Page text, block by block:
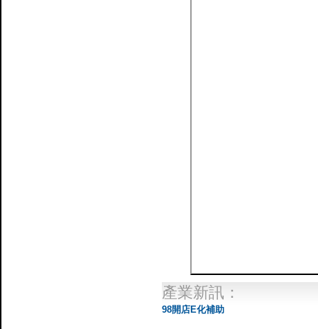
產業新訊：
98開店E化補助